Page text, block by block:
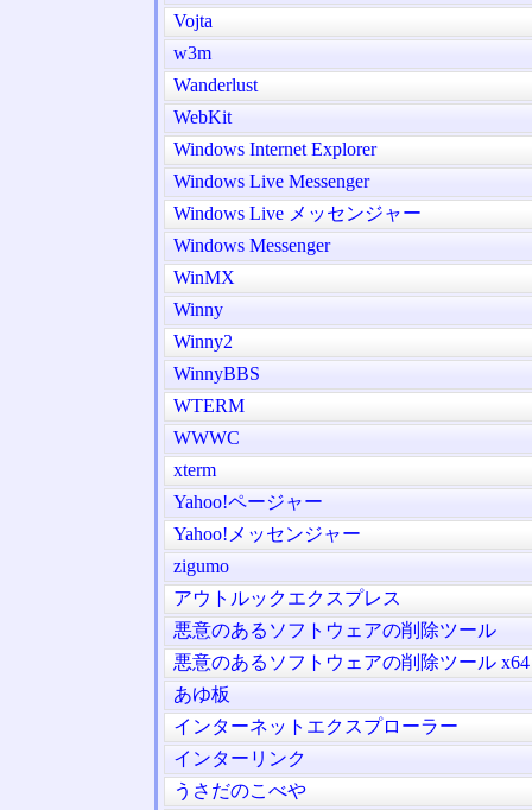
Vojta
w3m
Wanderlust
WebKit
Windows Internet Explorer
Windows Live Messenger
Windows Live メッセンジャー
Windows Messenger
WinMX
Winny
Winny2
WinnyBBS
WTERM
WWWC
xterm
Yahoo!ページャー
Yahoo!メッセンジャー
zigumo
アウトルックエクスプレス
悪意のあるソフトウェアの削除ツール
悪意のあるソフトウェアの削除ツール x64
あゆ板
インターネットエクスプローラー
インターリンク
うさだのこべや